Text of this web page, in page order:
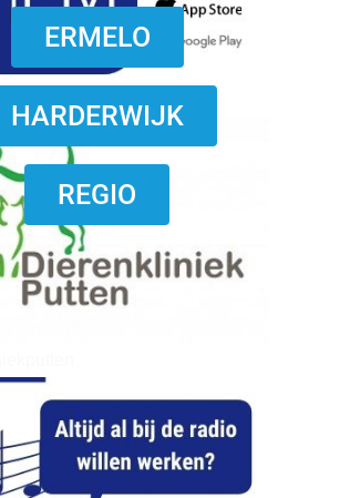
ERMELO
HARDERWIJK
REGIO